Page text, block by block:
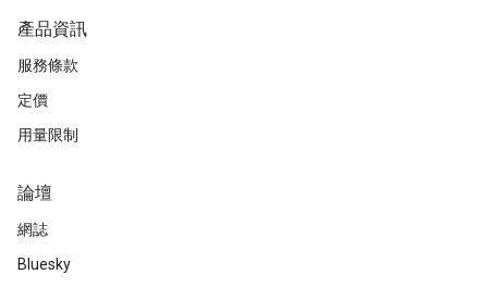
產品資訊
服務條款
定價
用量限制
論壇
網誌
Bluesky